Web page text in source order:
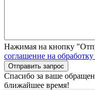
Нажимая на кнопку
соглашение на
Отправить запрос
Спасибо за ваше
ближайшее время!